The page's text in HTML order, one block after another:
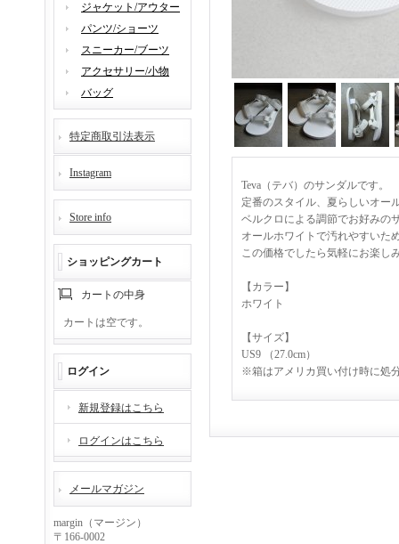
ジャケット/アウター
パンツ/ショーツ
スニーカー/ブーツ
アクセサリー/小物
バッグ
特定商取引法表示
Instagram
Store info
ショッピングカート
カートの中身
カートは空です。
ログイン
新規登録はこちら
ログインはこちら
メールマガジン
margin（マージン）
〒166-0002
Teva（テバ）のサンダルです。
定番のスタイル、夏らしいオー
ベルクロによる調節でお好みの
オールホワイトで汚れやすいた
この価格でしたら気軽にお楽し
【カラー】
ホワイト
【サイズ】
US9 （27.0cm）
※箱はアメリカ買い付け時に処